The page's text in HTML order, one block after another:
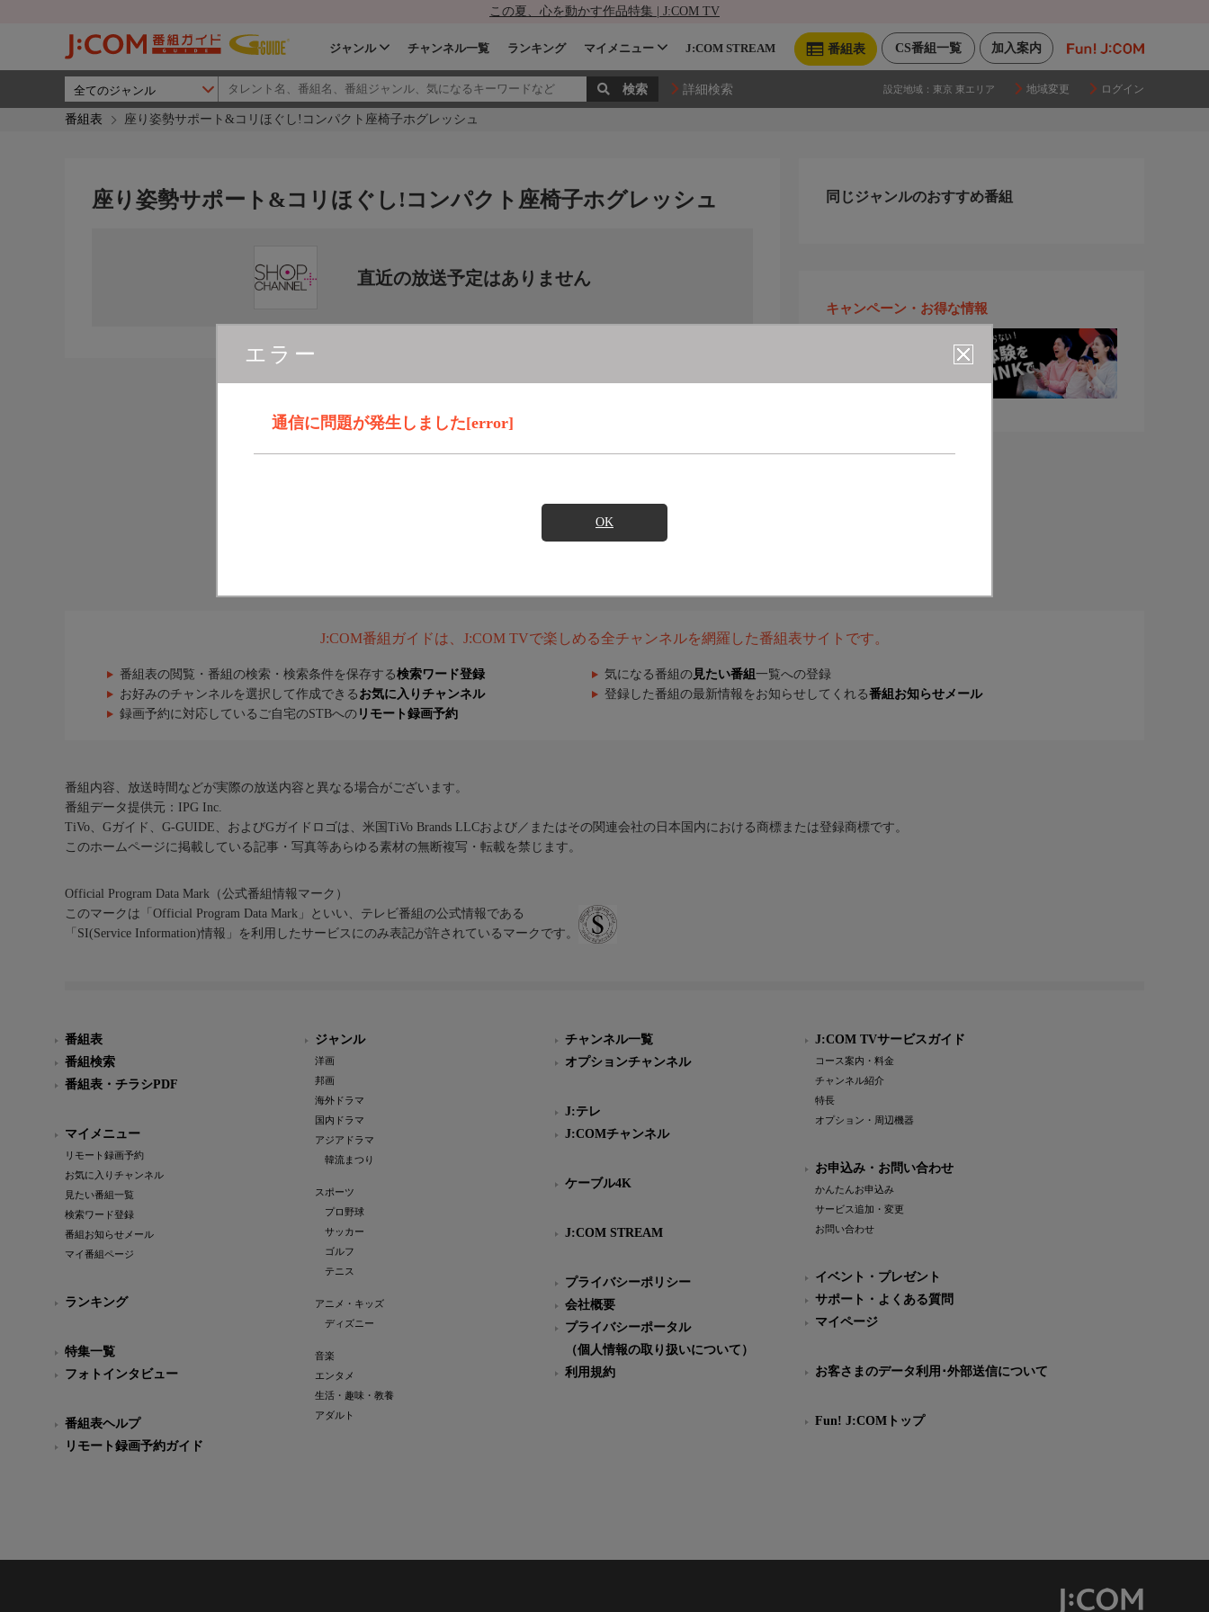
この夏、心を動かす作品特集 | J:COM TV
加入案内
CS番組一覧
番組表
ジャンル チャンネル一覧 ランキング マイメニュー J:COM STREAM
詳細検索 設定地域： 東京 東エリア 地域変更 ログイン
番組表 座り姿勢サポート&コリほぐし!コンパクト座椅子ホグレッシュ
エラー
通信に問題が発生しました[error]
OK
座り姿勢サポート&コリほぐし!コンパクト座椅子ホグレッシュ
直近の放送予定はありません
同じジャンルのおすすめ番組
キャンペーン・お得な情報
J:COM番組ガイドは、J:COM TVで楽しめる全チャンネルを網羅した番組表サイトです。
番組表の閲覧・番組の検索・検索条件を保存する検索ワード登録 気になる番組の 見たい番組 一覧への登録
お好みのチャンネルを選択して作成できる お気に入りチャンネル 登録した番組の最新情報をお知らせしてくれる番組お知らせメール
録画予約に対応しているご自宅のSTBへの リモート録画予約
番組内容、放送時間などが実際の放送内容と異なる場合がございます。
番組データ提供元：IPG Inc.
TiVo、Gガイド、G-GUIDE、およびGガイドロゴは、米国TiVo Brands LLCおよび／またはその関連会社の日本国内における商標または登録商標です。
このホームページに掲載している記事・写真等あらゆる素材の無断複写・転載を禁じます。
Official Program Data Mark（公式番組情報マーク）
このマークは「Official Program Data Mark」といい、テレビ番組の公式情報である
「SI(Service Information)情報」を利用したサービスにのみ表記が許されているマークです。
番組表
番組検索
番組表・チラシPDF
マイメニュー
リモート録画予約
お気に入りチャンネル
見たい番組一覧
検索ワード登録
番組お知らせメール
マイ番組ページ
ランキング
特集一覧
フォトインタビュー
番組表ヘルプ
リモート録画予約ガイド
ジャンル
洋画
邦画
海外ドラマ
国内ドラマ
アジアドラマ
韓流まつり
スポーツ
プロ野球
サッカー
ゴルフ
テニス
アニメ・キッズ
ディズニー
音楽
エンタメ
生活・趣味・教養
アダルト
チャンネル一覧
オプションチャンネル
J:テレ
J:COMチャンネル
ケーブル4K
J:COM STREAM
プライバシーポリシー
会社概要
プライバシーポータル
（個人情報の取り扱いについて）
利用規約
J:COM TVサービスガイド
コース案内・料金
チャンネル紹介
特長
オプション・周辺機器
お申込み・お問い合わせ
かんたんお申込み
サービス追加・変更
お問い合わせ
イベント・プレゼント
サポート・よくある質問
マイページ
お客さまのデータ利用･外部送信について
Fun! J:COMトップ